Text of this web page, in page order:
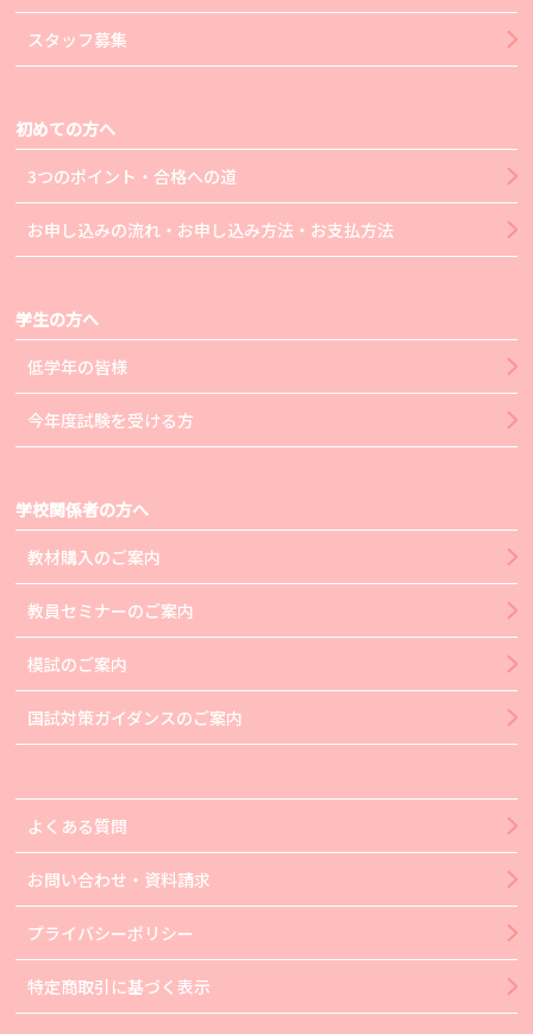
スタッフ募集
初めての方へ
3つのポイント・合格への道
お申し込みの流れ・お申し込み方法・お支払方法
学生の方へ
低学年の皆様
今年度試験を受ける方
学校関係者の方へ
教材購入のご案内
教員セミナーのご案内
模試のご案内
国試対策ガイダンスのご案内
よくある質問
お問い合わせ・資料請求
プライバシーポリシー
特定商取引に基づく表示